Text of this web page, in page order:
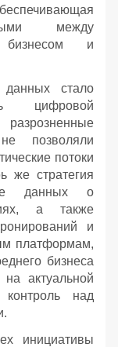
между
бизнесом и
данных стало
цифровой
позволяли
потоки
же стратегия
данных о
а также
и
платформам,
бизнеса
актуальной
над
инициативы